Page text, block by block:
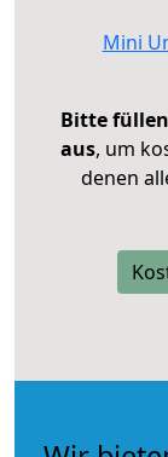
Mini
Bitte
aus, um
denen